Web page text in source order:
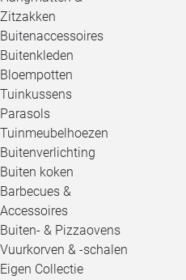
Zitzakken
Buitenaccessoires
Buitenkleden
Bloempotten
Tuinkussens
Parasols
Tuinmeubelhoezen
Buitenverlichting
Buiten koken
Barbecues &
Accessoires
Buiten- & Pizzaovens
Vuurkorven & -schalen
Eigen Collectie